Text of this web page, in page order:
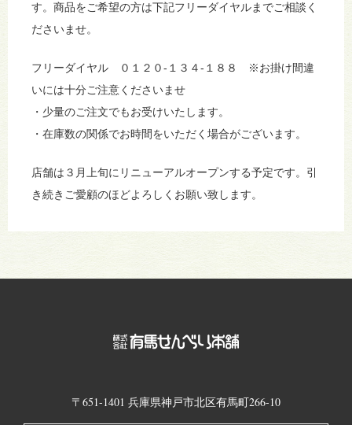
す。商品をご希望の方は下記フリーダイヤルまでご相談く
ださいませ。
フリーダイヤル ０１２０-１３４-１８８ ※お掛け間違
いには十分ご注意くださいませ
・少量のご注文でもお受けいたします。
・在庫数の関係でお時間をいただく場合がございます。
店舗は３月上旬にリニューアルオープンする予定です。引
き続きご愛顧のほどよろしくお願い致します。
〒651-1401 兵庫県神戸市北区有馬町266-10